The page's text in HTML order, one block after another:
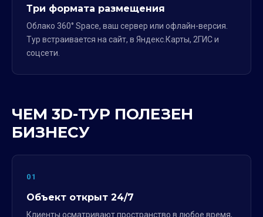
Три формата размещения
Облако 360° Space, ваш сервер или офлайн-версия.
Тур встраивается на сайт, в Яндекс.Карты, 2ГИС и
соцсети.
ЧЕМ 3D-ТУР ПОЛЕЗЕН
БИЗНЕСУ
01
Объект открыт 24/7
Клиенты осматривают пространство в любое время,